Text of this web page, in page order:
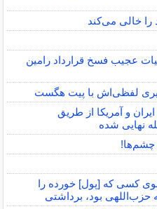
را خالی می‌کند
عجیب فسخ قرارداد رامین
لفظی‌اش با پیت هگست
و آمریکا از طریق
نهایی شده
چشم‌ها!
کسی که [پول] خورده را
حزب‌اللهی بود، برداشتی